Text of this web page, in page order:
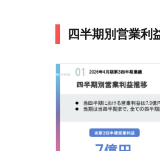
四半期別営業利